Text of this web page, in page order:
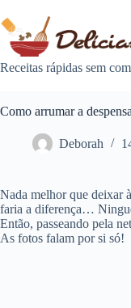
para
conteúdo
Receitas rápidas sem
Como arrumar a
Deborah
Nada melhor que deixar
faria a diferença…
Então, passeando pela
As fotos falam por si só!